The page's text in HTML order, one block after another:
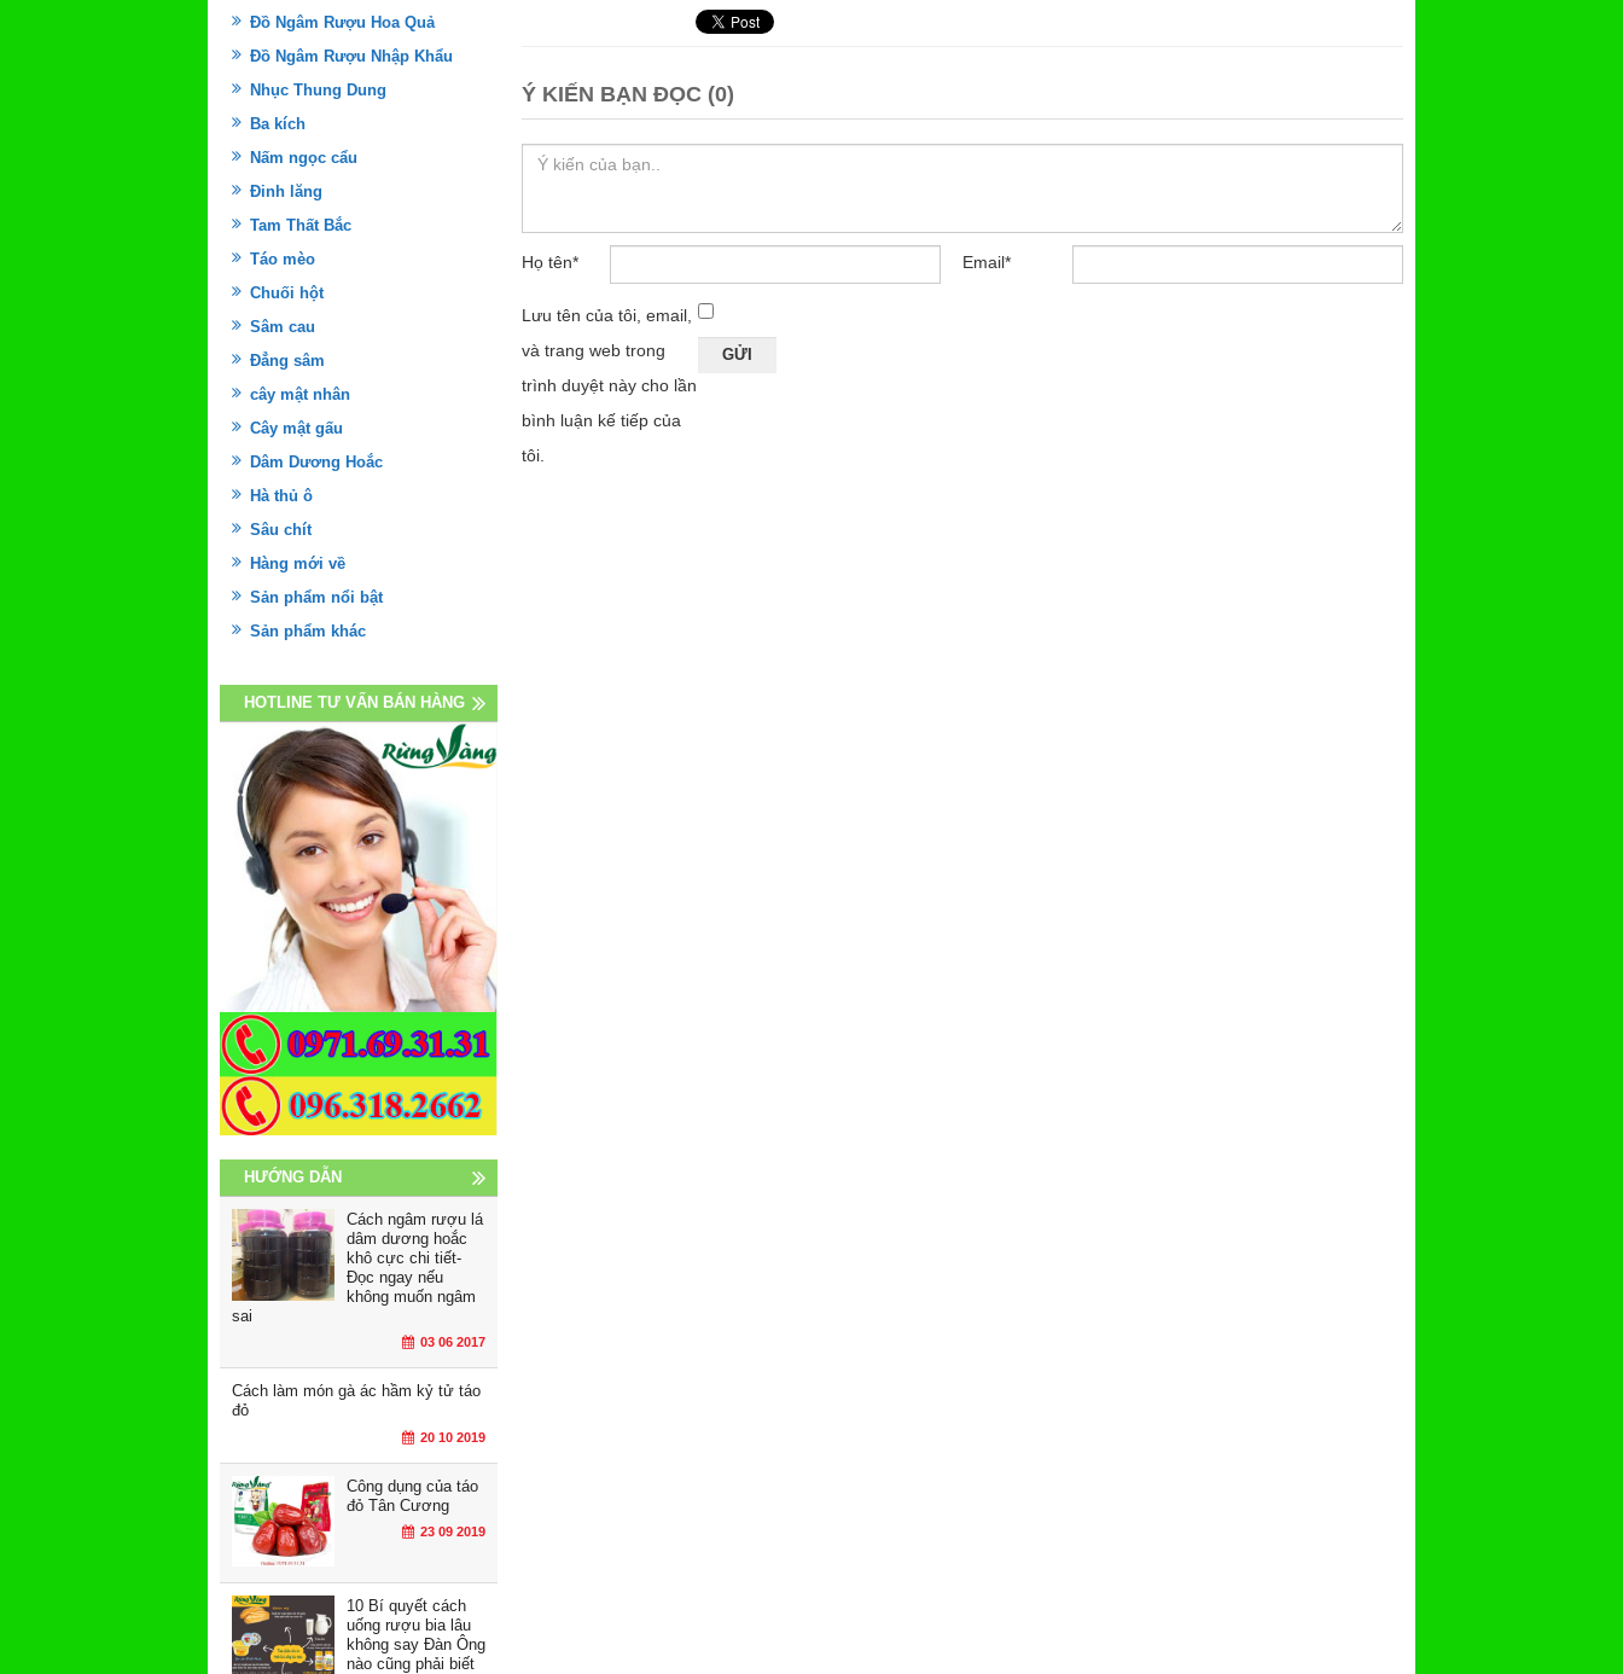
Ý KIẾN BẠN ĐỌC (0)
Họ tên* Email*
Lưu tên của tôi, email,
và trang web trong
trình duyệt này cho lần
bình luận kế tiếp của
tôi.
Đồ Ngâm Rượu Hoa Quả
Đồ Ngâm Rượu Nhập Khẩu
Nhục Thung Dung
Ba kích
Nấm ngọc cẩu
Đinh lăng
Tam Thất Bắc
Táo mèo
Chuối hột
Sâm cau
Đẳng sâm
cây mật nhân
Cây mật gấu
Dâm Dương Hoắc
Hà thủ ô
Sâu chít
Hàng mới về
Sản phẩm nổi bật
Sản phẩm khác
HOTLINE TƯ VẤN BÁN HÀNG
HƯỚNG DẪN
Cách ngâm rượu lá
dâm dương hoắc
khô cực chi tiết-
Đọc ngay nếu
không muốn ngâm
sai
03 06 2017
Cách làm món gà ác hầm kỷ tử táo
đỏ
20 10 2019
Công dụng của táo
đỏ Tân Cương
23 09 2019
10 Bí quyết cách
uống rượu bia lâu
không say Đàn Ông
nào cũng phải biết